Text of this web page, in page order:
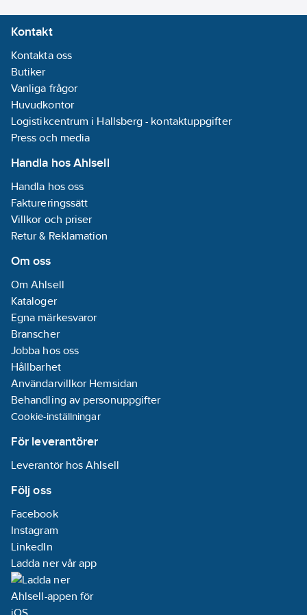
Robertson-bits: nr 1, nr
2
125 mm:
Phillips-bits: PH1, PH2
Pozidriv-bits: PZ1, PZ2
150 mm:
Torx-bits: T20, T25,
T30
Lev. artikelnr: 0337613
Ean
artikelnr:
7314150337613
Materialklass
TF1400
Kontakt
Kontakta oss
Butiker
Vanliga frågor
Huvudkontor
Logistikcentrum i Hallsberg - kontaktuppgifter
Press och media
Handla hos Ahlsell
Handla hos oss
Faktureringssätt
Villkor och priser
Retur & Reklamation
Om oss
Om Ahlsell
Kataloger
Egna märkesvaror
Branscher
Jobba hos oss
Hållbarhet
Användarvillkor Hemsidan
Behandling av personuppgifter
Cookie-inställningar
För leverantörer
Leverantör hos Ahlsell
Följ oss
Facebook
Instagram
LinkedIn
Ladda ner vår app